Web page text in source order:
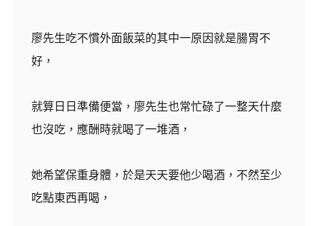
廖先生吃不慣外面飯菜的其中一原因就是腸胃不
好，
就算日日準備便當，廖先生也常忙碌了一整天什麼
也沒吃，應酬時就喝了一堆酒，
她希望保重身體，於是天天要他少喝酒，不然至少
吃點東西再喝，